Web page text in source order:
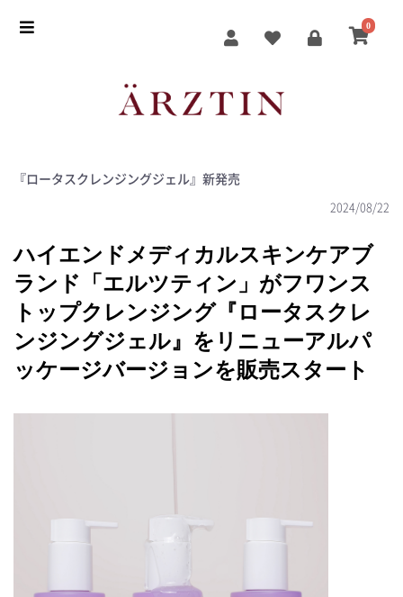
0
『ロータスクレンジングジェル』新発売
2024/08/22
ハイエンドメディカルスキンケアブ
ランド「エルツティン」がフワンス
トップクレンジング『ロータスクレ
ンジングジェル』をリニューアルパ
ッケージバージョンを販売スタート